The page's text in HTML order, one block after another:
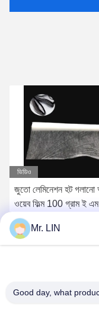
ভিডিও
জুতো লেমিনেশন হট গলানো
ওয়েব ফিল্ম 100 গ্রাম ই
ওডিএম ইনসোলস ফোমের
সেরা মূল্য
Mr. LIN
Good day, what